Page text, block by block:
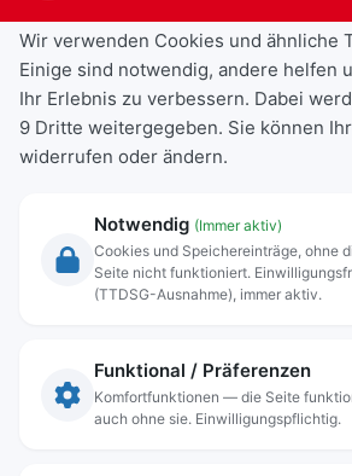
Rechtliche Angaben
Datenschutz
Anschrift
Wir verwenden Cookies und ähnliche
Einige sind notwendig, andere helfen
Ihr Erlebnis zu verbessern. Dabei
9 Dritte weitergegeben. Sie können
widerrufen oder ändern.
Notwendig (Immer aktiv)
Cookies und Speichereinträge, ohne
Seite nicht funktioniert.
(TTDSG-Ausnahme), immer aktiv.
Funktional / Präferenzen
Komfortfunktionen — die Seite
auch ohne sie. Einwilligungspflichtig.